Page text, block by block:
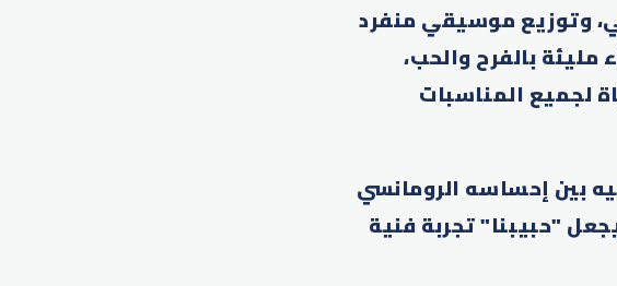
وتوزيع موسيقي منفرد
بالفرح والحب،
لجميع المناسبات
بين إحساسه الرومانسي
"حبيبنا" تجربة فنية